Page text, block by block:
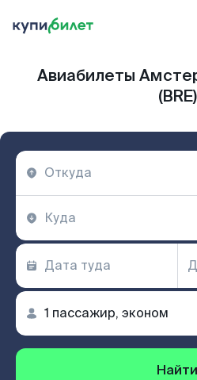
Авиабилеты
(BRE)
Найти